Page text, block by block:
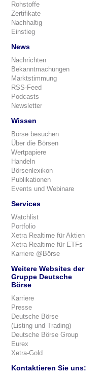
Rohstoffe
Zertifikate
Nachhaltig
Einstieg
News
Nachrichten
Bekanntmachungen
Marktstimmung
RSS-Feed
Podcasts
Newsletter
Wissen
Börse besuchen
Über die Börsen
Wertpapiere
Handeln
Börsenlexikon
Publikationen
Events und Webinare
Services
Watchlist
Portfolio
Xetra Realtime für Aktien
Xetra Realtime für ETFs
Karriere @Börse
Weitere Websites der
Gruppe Deutsche
Börse
Karriere
Presse
Deutsche Börse
(Listing und Trading)
Deutsche Börse Group
Eurex
Xetra-Gold
Kontaktieren Sie uns: